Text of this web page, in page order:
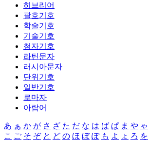
히브리어
괄호기호
학술기호
기술기호
첨자기호
라틴문자
러시아문자
단위기호
일반기호
로마자
아랍어
あ ぁ か が さ ざ た だ な は ば ぱ ま や ゃ
こ ご そ ぞ と ど の ほ ぼ ぽ も よ ょ ろ を